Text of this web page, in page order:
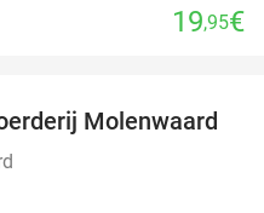
19,95€
27%
Molenwaard